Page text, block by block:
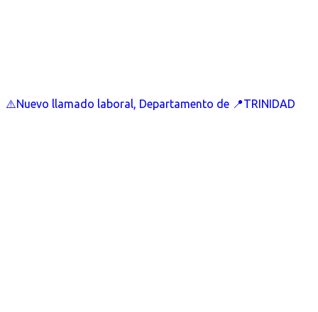
⚠️Nuevo llamado laboral, Departamento de 📍TRINIDAD